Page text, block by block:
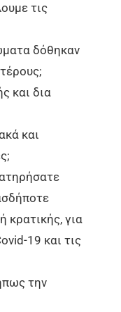
τις
δόθηκαν
και δια
και
κρατικής, για
19 και τις
την